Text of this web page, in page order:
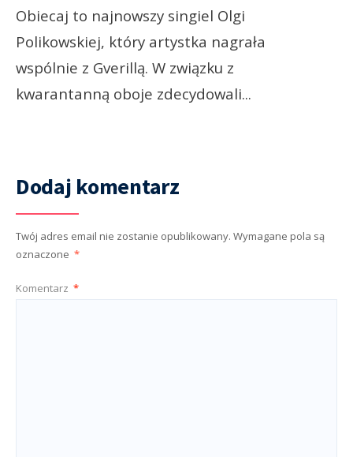
Obiecaj to najnowszy singiel Olgi
Polikowskiej, który artystka nagrała
wspólnie z Gverillą. W związku z
kwarantanną oboje zdecydowali...
Dodaj komentarz
Twój adres email nie zostanie opublikowany. Wymagane pola są
oznaczone *
Komentarz *